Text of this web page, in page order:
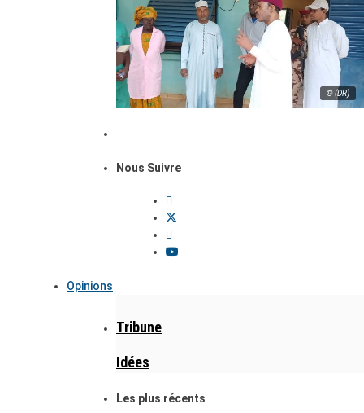
© (DR)
Nous Suivre
Opinions
Tribune
Idées
Les plus récents